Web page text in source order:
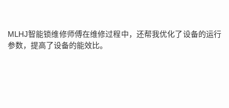
MLHJ智能锁维修师傅在维修过程中，还帮我优化了设备的运行
参数，提高了设备的能效比。